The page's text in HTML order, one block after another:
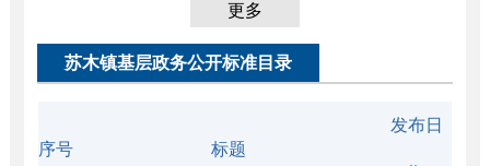
更多
苏木镇基层政务公开标准目录
序号 标题
发布日